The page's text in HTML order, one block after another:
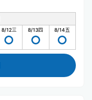
8/12三 8/13四 8/14五